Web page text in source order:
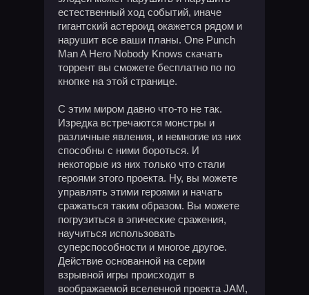
естественный ход событий, иначе
гигантский астероид окажется рядом и
нарушит все ваши планы. One Punch
Man A Hero Nobody Knows скачать
торрент вы сможете бесплатно по по
кнопке на этой странице.
С этим миром давно что-то не так.
Изредка встречаются монстры и
различные явления, и немногие из них
способны с ними бороться. И
некоторые из них только что стали
героями этого проекта. Ну, вы можете
управлять этими героями и начать
сражаться таким образом. Вы можете
погрузиться в эпические сражения,
научиться использовать
суперспособности и многое другое.
Действие основанной на серии
взрывной игры происходит в
воображаемой вселенной проекта JAM,